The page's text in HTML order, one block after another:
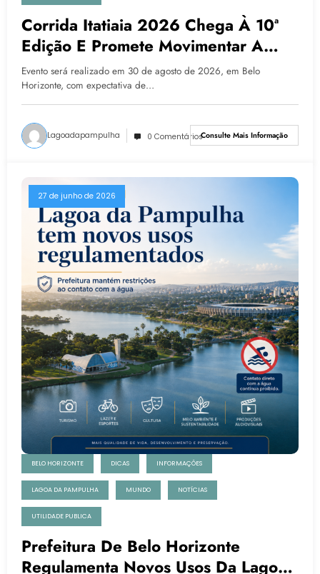
Corrida Itatiaia 2026 Chega À 10ª
Edição E Promete Movimentar A
Nova Praça Da Pampulha
Evento será realizado em 30 de agosto de 2026, em Belo
Horizonte, com expectativa de…
Lagoadapampulha 0 ComentáriosConsulte Mais Informação
27 de junho de 2026
BELO HORIZONTE DICAS INFORMAÇÕES
LAGOA DA PAMPULHA MUNDO NOTÍCIAS
UTILIDADE PUBLICA
Prefeitura De Belo Horizonte
Regulamenta Novos Usos Da Lagoa